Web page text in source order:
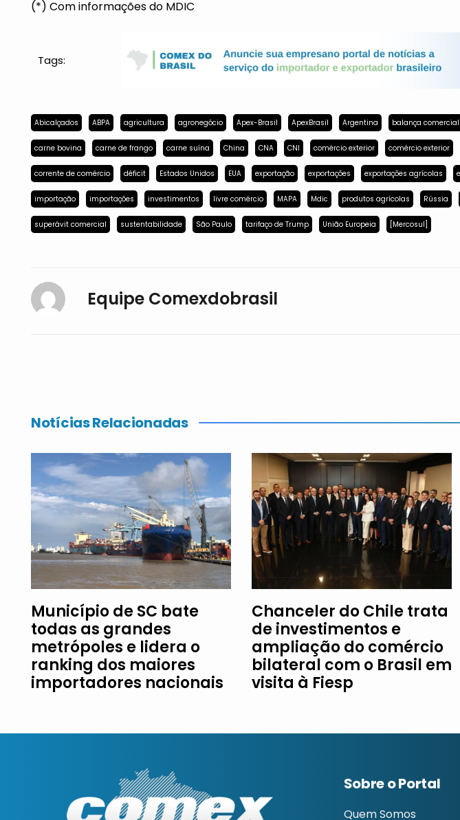
(*) Com informações do MDIC
Tags:
Abicalçados ABPA agricultura agronegócio Apex-Brasil ApexBrasil Argentina balança comercial
carne bovina carne de frango carne suína China CNA CNI comércio exterior comércio exterior
corrente de comércio déficit Estados Unidos EUA exportação exportações exportações agrícolas
importação importações investimentos livre comércio MAPA Mdic produtos agrícolas Rússia
superávit comercial sustentabilidade São Paulo tarifaço de Trump União Europeia [Mercosul]
Equipe Comexdobrasil
Notícias Relacionadas
Município de SC bate
todas as grandes
metrópoles e lidera o
ranking dos maiores
importadores nacionais
Chanceler do Chile trata
de investimentos e
ampliação do comércio
bilateral com o Brasil em
visita à Fiesp
Sobre o Portal
Quem Somos